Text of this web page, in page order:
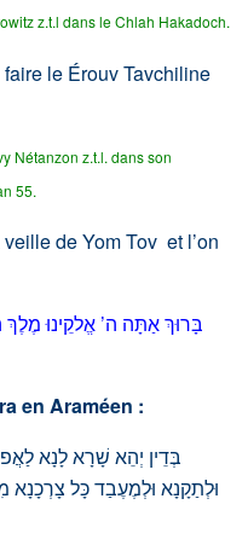
z.t.l dans le Chlah Hakadoch.
le Érouv Tavchiline
Nétanzon z.t.l. dans son
55.
de Yom Tov et l’on
בָּרוּךְ אַתָּה ה’ אֱלקֵינוּ מֶלֶךְ
en Araméen :
בְּדֵין יְהֵא שָׁרָא לָנָא
וּלְתַקָנָא וּלְמֶעֶבַד כָּל